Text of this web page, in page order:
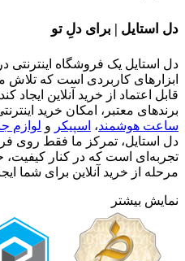
دل استایل | برای دلِ تو
دل استایل یک فروشگاه اینترنتی
ابزارهای کاربردی است که تلاش
قابل اعتماد از خرید آنلاین ایجاد
برندهای معتبر، امکان خرید
ساعت هوشمند، اسپیکر و لوازم
دل استایل، تمرکز ما فقط
تجربه‌ای است که در کنار کیفیت،
مرحله از خرید آنلاین برای شما
نمایش بیشتر